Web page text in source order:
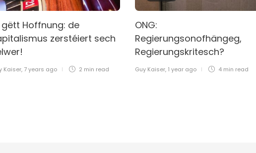
gëtt Hoffnung: de
zerstéiert sech
Kaiser, 7 years ago 2 min read
ONG:
Regierungsonofhängeg,
Regierungskritesch?
Guy Kaiser, 1 year ago 4 min read